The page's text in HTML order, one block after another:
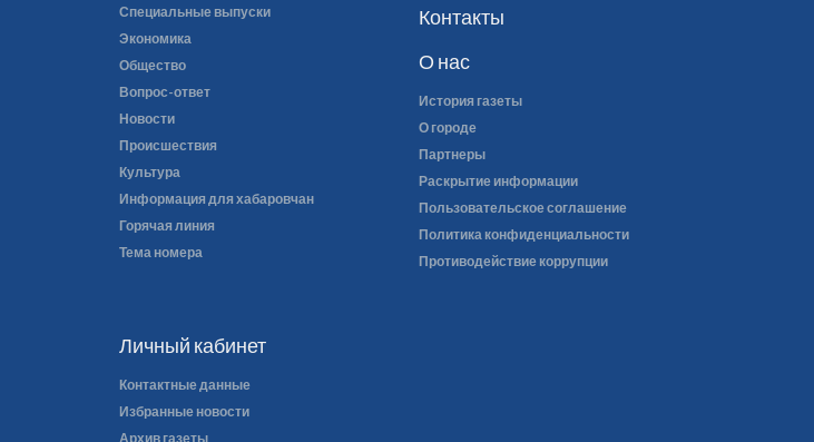
Личный кабинет
Контактные данные
Избранные новости
Архив газеты
Специальные выпуски
Экономика
Общество
Вопрос-ответ
Новости
Происшествия
Культура
Информация для хабаровчан
Горячая линия
Тема номера
Контакты
О нас
История газеты
О городе
Партнеры
Раскрытие информации
Пользовательское соглашение
Политика конфиденциальности
Противодействие коррупции